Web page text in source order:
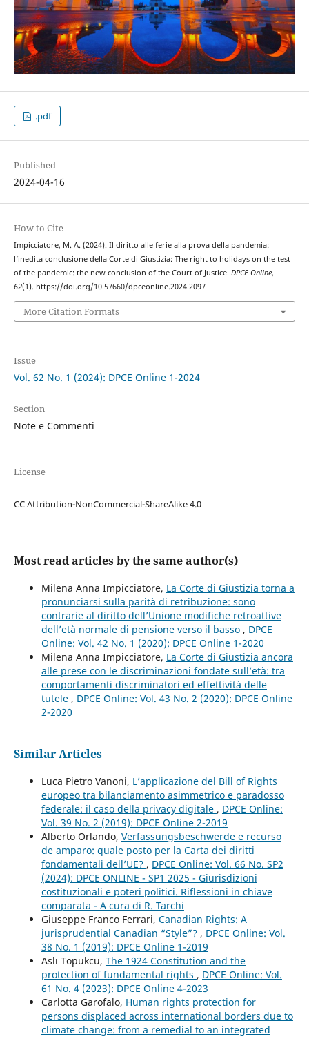
.pdf
Published
2024-04-16
How to Cite
Impicciatore, M. A. (2024). Il diritto alle ferie alla prova della pandemia:
l’inedita conclusione della Corte di Giustizia: The right to holidays on the test
of the pandemic: the new conclusion of the Court of Justice. DPCE Online,
62(1). https://doi.org/10.57660/dpceonline.2024.2097
More Citation Formats
Issue
Vol. 62 No. 1 (2024): DPCE Online 1-2024
Section
Note e Commenti
License
CC Attribution-NonCommercial-ShareAlike 4.0
Most read articles by the same author(s)
Milena Anna Impicciatore, La Corte di Giustizia torna a
pronunciarsi sulla parità di retribuzione: sono
contrarie al diritto dell’Unione modifiche retroattive
dell’età normale di pensione verso il basso , DPCE
Online: Vol. 42 No. 1 (2020): DPCE Online 1-2020
Milena Anna Impicciatore, La Corte di Giustizia ancora
alle prese con le discriminazioni fondate sull’età: tra
comportamenti discriminatori ed effettività delle
tutele , DPCE Online: Vol. 43 No. 2 (2020): DPCE Online
2-2020
Similar Articles
Luca Pietro Vanoni, L’applicazione del Bill of Rights
europeo tra bilanciamento asimmetrico e paradosso
federale: il caso della privacy digitale , DPCE Online:
Vol. 39 No. 2 (2019): DPCE Online 2-2019
Alberto Orlando, Verfassungsbeschwerde e recurso
de amparo: quale posto per la Carta dei diritti
fondamentali dell’UE? , DPCE Online: Vol. 66 No. SP2
(2024): DPCE ONLINE - SP1 2025 - Giurisdizioni
costituzionali e poteri politici. Riflessioni in chiave
comparata - A cura di R. Tarchi
Giuseppe Franco Ferrari, Canadian Rights: A
jurisprudential Canadian “Style”? , DPCE Online: Vol.
38 No. 1 (2019): DPCE Online 1-2019
Aslı Topukcu, The 1924 Constitution and the
protection of fundamental rights , DPCE Online: Vol.
61 No. 4 (2023): DPCE Online 4-2023
Carlotta Garofalo, Human rights protection for
persons displaced across international borders due to
climate change: from a remedial to an integrated